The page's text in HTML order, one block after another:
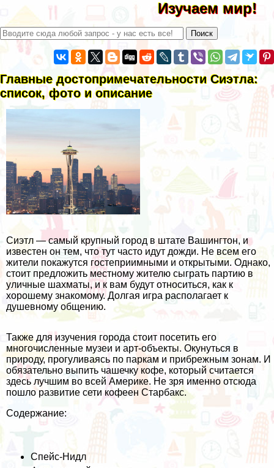
Изучаем мир!
Главные достопримечательности Сиэтла:
список, фото и описание
Сиэтл — самый крупный город в штате Вашингтон, и
известен он тем, что тут часто идут дожди. Не всем его
жители покажутся гостеприимными и открытыми. Однако,
стоит предложить местному жителю сыграть партию в
уличные шахматы, и к вам будут относиться, как к
хорошему знакомому. Долгая игра располагает к
душевному общению.
Также для изучения города стоит посетить его
многочисленные музеи и арт-объекты. Окунуться в
природу, прогуливаясь по паркам и прибрежным зонам. И
обязательно выпить чашечку кофе, который считается
здесь лучшим во всей Америке. Не зря именно отсюда
пошло развитие сети кофеен Старбакс.
Содержание:
Спейс-Нидл